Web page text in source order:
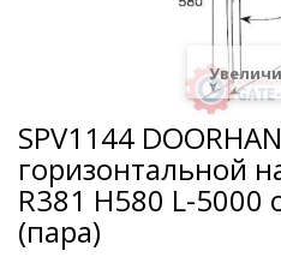
SPV1144
горизонтальной
R381 H580 L-5000
(пара)